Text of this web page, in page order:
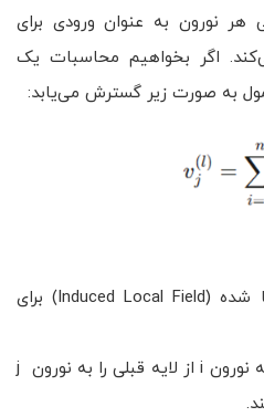
نورون به عنوان ورودی برای
اگر بخواهیم محاسبات یک
^ (l): میدان محلی القا شده (Induced Local Field) برای
^ (l): وزن سیناپسی که نورون i از لایه قبلی را به نورون j